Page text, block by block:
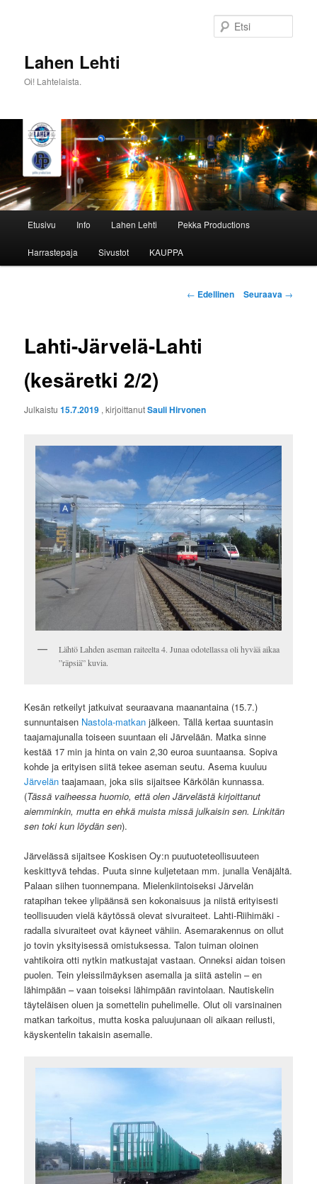
Lahen Lehti
Oi! Lahtelaista.
Etusivu Info Lahen Lehti Pekka Productions
Harrastepaja Sivustot KAUPPA
Artikkelien
← Edellinen Seuraava →
Lahti-Järvelä-Lahti
(kesäretki 2/2)
Julkaistu15.7.2019 , kirjoittanutSauli Hirvonen
Lähtö Lahden aseman raiteelta 4. Junaa odotellassa oli hyvää aikaa
”räpsiä” kuvia.
Kesän retkeilyt jatkuivat seuraavana maanantaina (15.7.)
sunnuntaisen Nastola-matkan jälkeen. Tällä kertaa suuntasin
taajamajunalla toiseen suuntaan eli Järvelään. Matka sinne
kestää 17 min ja hinta on vain 2,30 euroa suuntaansa. Sopiva
kohde ja erityisen siitä tekee aseman seutu. Asema kuuluu
Järvelän taajamaan, joka siis sijaitsee Kärkölän kunnassa.
(Tässä vaiheessa huomio, että olen Järvelästä kirjoittanut
aiemminkin, muttaen ehkä muista missä julkaisin sen. Linkitän
sen toki kun löydän sen).
Järvelässä sijaitsee Koskisen Oy:n puutuoteteollisuuteen
keskittyvä tehdas. Puuta sinne kuljetetaan mm. junalla Venäjältä.
Palaan siihen tuonnempana. Mielenkiintoiseksi Järvelän
ratapihan tekee ylipäänsä sen kokonaisuus ja niistä erityisesti
teollisuuden vielä käytössä olevat sivuraiteet. Lahti-Riihimäki -
radalla sivuraiteet ovat käyneet vähiin. Asemarakennus on ollut
jo tovin yksityisessä omistuksessa. Talon tuiman oloinen
vahtikoira otti nytkin matkustajat vastaan. Onneksi aidan toisen
puolen. Tein yleissilmäyksen asemalla ja siitä astelin – en
lähimpään – vaan toiseksi lähimpään ravintolaan. Nautiskelin
täyteläisen oluen ja somettelin puhelimelle. Olut oli varsinainen
matkan tarkoitus, mutta koska paluujunaan oli aikaan reilusti,
käyskentelin takaisin asemalle.